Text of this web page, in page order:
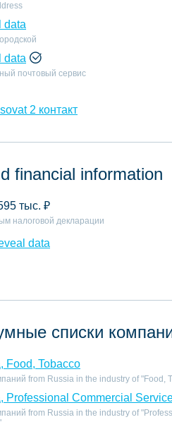
data
data
почтовый сервис
2 контакт
financial information
тыс. ₽
налоговой декларации
data
списки
Food, Tobacco
from Russia in the industry of "Food,
Professional Commercial
from Russia in the industry of